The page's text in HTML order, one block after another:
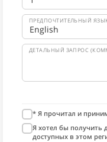
ПРЕДПОЧТИТЕЛЬНЫЙ
ДЕТАЛЬНЫЙ ЗАПРОС
* Я прочитал и
Я хотел бы получить
доступных в этом